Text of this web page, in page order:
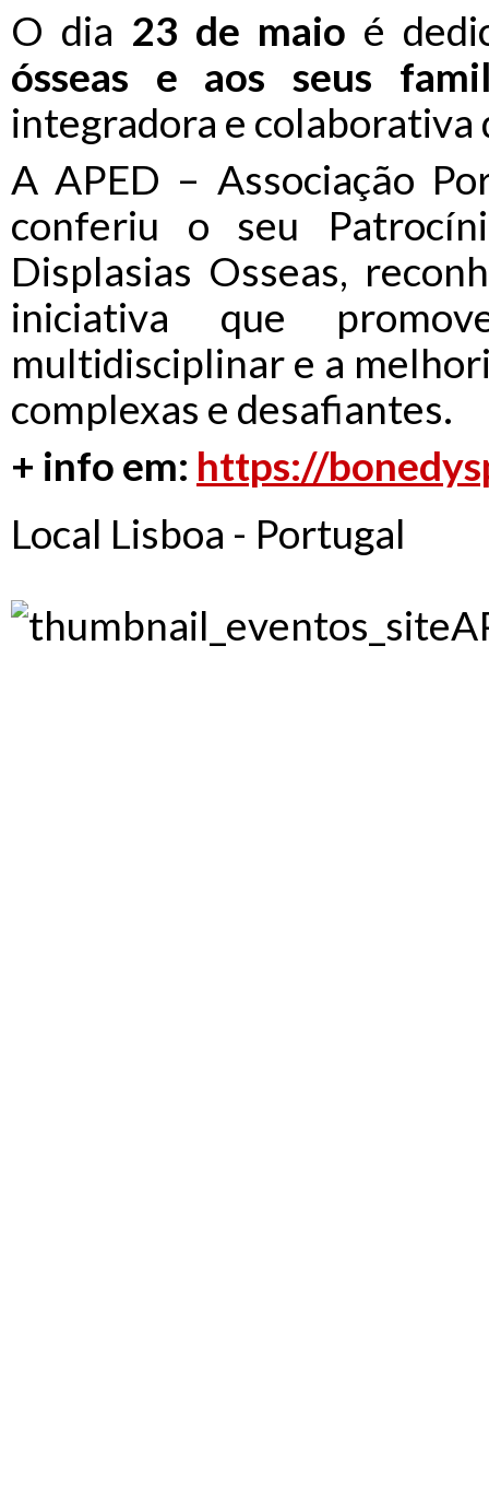
O dia 23 de maio é
ósseas e aos seus
integradora e colaborativa
A APED – Associação
conferiu o seu
Displasias Osseas,
iniciativa que
multidisciplinar e a
complexas e desafiantes.
+ info em: https://
Local Lisboa - Portugal